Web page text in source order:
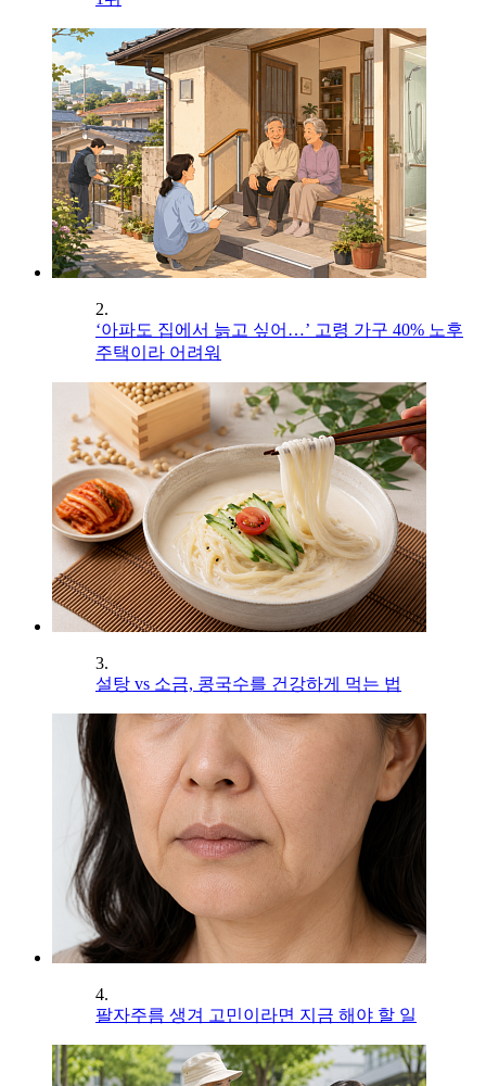
2.
‘아파도 집에서 늙고 싶어…’ 고령 가구 40% 노후
주택이라 어려워
3.
설탕 vs 소금, 콩국수를 건강하게 먹는 법
4.
팔자주름 생겨 고민이라면 지금 해야 할 일